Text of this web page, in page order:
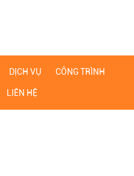
DỊCH VỤ CÔNG TRÌNH
LIÊN HỆ